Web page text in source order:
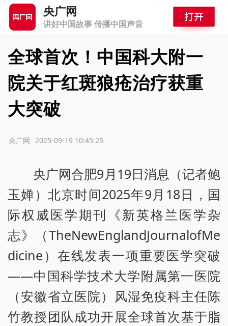
央广网
讲好中国故事 传播中国声音
全球首次！中国科大附一
院关于红斑狼疮治疗获重
大突破
2025-09-19 10:45:25
央广网
央广网合肥9月19日消息（记者鲍
玉婵）北京时间2025年9月18日，国
际权威医学期刊《新英格兰医学杂
志》（TheNewEnglandJournalofMe
dicine）在线发表一项重要医学突破
——中国科学技术大学附属第一医院
（安徽省立医院）风湿免疫科主任陈
竹教授团队成功开展全球首次基于脂